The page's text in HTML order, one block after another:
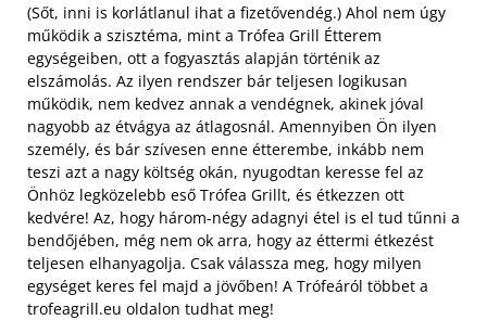
(Sőt, inni is korlátlanul ihat a fizetővendég.) Ahol nem úgy
működik a szisztéma, mint a Trófea Grill Étterem
egységeiben, ott a fogyasztás alapján történik az
elszámolás. Az ilyen rendszer bár teljesen logikusan
működik, nem kedvez annak a vendégnek, akinek jóval
nagyobb az étvágya az átlagosnál. Amennyiben Ön ilyen
személy, és bár szívesen enne étterembe, inkább nem
teszi azt a nagy költség okán, nyugodtan keresse fel az
Önhöz legközelebb eső Trófea Grillt, és étkezzen ott
kedvére! Az, hogy három-négy adagnyi étel is el tud tűnni a
bendőjében, még nem ok arra, hogy az éttermi étkezést
teljesen elhanyagolja. Csak válassza meg, hogy milyen
egységet keres fel majd a jövőben! A Trófeáról többet a
trofeagrill.eu oldalon tudhat meg!